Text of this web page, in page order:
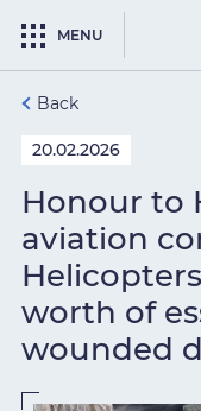
MENU
Back
20.02.2026
Honour to
aviation
worth of
wounded